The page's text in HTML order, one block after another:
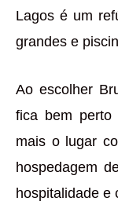
Lagos é um
grandes e
Ao escolher
fica bem perto
mais o lugar
hospedagem
hospitalidade e